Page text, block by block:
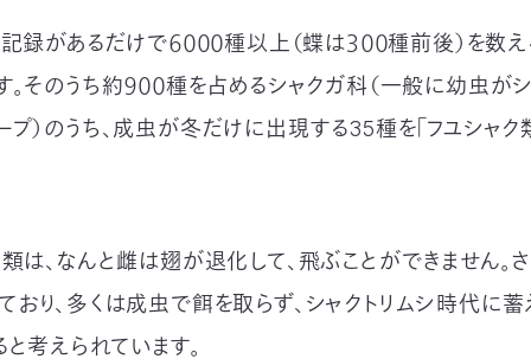
録があるだけで６０００種以上（蝶は３００種前後）を数
そのうち約９００種を占めるシャクガ科（一般に幼虫が
）のうち、成虫が冬だけに出現する35種を「フユシャク
は、なんと雌は翅が退化して、飛ぶことができません。
おり、多くは成虫で餌を取らず、シャクトリムシ時代に
考えられています。